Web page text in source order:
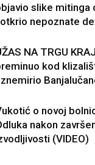
slike mitinga
nepoznate
NA TRGU
kod
o novoj
nakon
(VIDEO)